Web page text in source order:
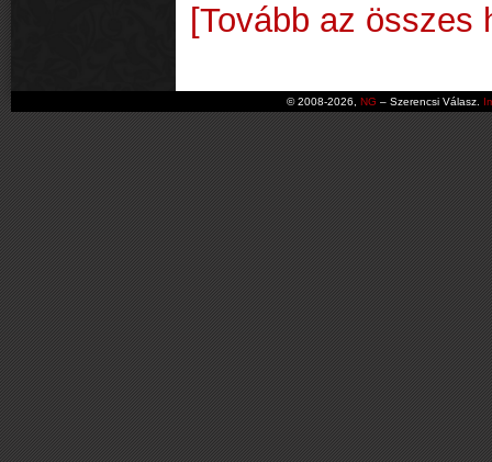
[Tovább az összes
© 2008-2026, NG – Szerencsi Válasz.